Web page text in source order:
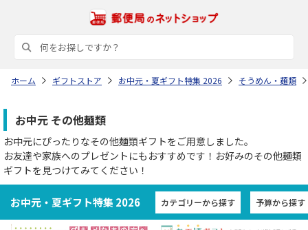
ホーム ギフトストア お中元・夏ギフト特集 2026 そうめん・麺類
お中元 その他麺類
お中元にぴったりなその他麺類ギフトをご用意しました。
お友達や家族へのプレゼントにもおすすめです！お好みのその他麺類
ギフトを見つけてみてください！
お中元・夏ギフト特集 2026 カテゴリーから探す 予算から探す